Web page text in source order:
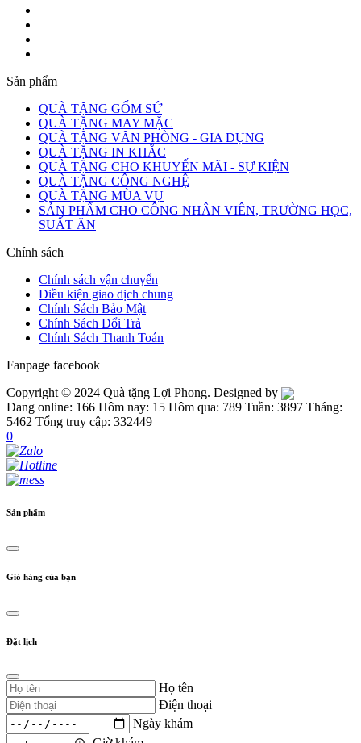
Sản phẩm
QUÀ TẶNG GỐM SỨ
QUÀ TẶNG MAY MẶC
QUÀ TẶNG VĂN PHÒNG - GIA DỤNG
QUÀ TẶNG IN KHẮC
QUÀ TẶNG CHO KHUYẾN MÃI - SỰ KIỆN
QUÀ TẶNG CÔNG NGHỆ
QUÀ TẶNG MÙA VỤ
SẢN PHẨM CHO CÔNG NHÂN VIÊN, TRƯỜNG HỌC,
SUẤT ĂN
Chính sách
Chính sách vận chuyển
Điều kiện giao dịch chung
Chính Sách Bảo Mật
Chính Sách Đổi Trả
Chính Sách Thanh Toán
Fanpage facebook
Copyright © 2024 Quà tặng Lợi Phong. Designed by
Đang online: 166 Hôm nay: 15 Hôm qua: 789 Tuần: 3897 Tháng:
5462 Tổng truy cập: 332449
0
Sản phẩm
Giỏ hàng của bạn
Đặt lịch
Họ tên
Điện thoại
Ngày khám